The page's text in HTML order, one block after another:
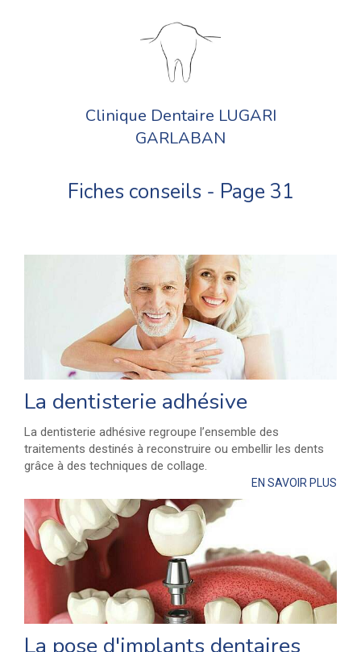
Clinique Dentaire LUGARI
GARLABAN
Fiches conseils - Page 31
La dentisterie adhésive
La dentisterie adhésive regroupe l’ensemble des
traitements destinés à reconstruire ou embellir les dents
grâce à des techniques de collage.
EN SAVOIR PLUS